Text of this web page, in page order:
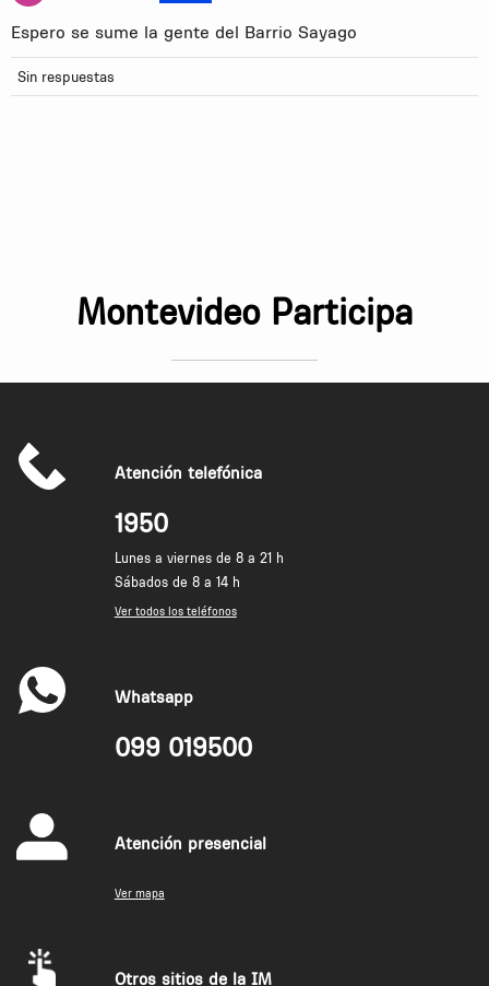
Espero se sume la gente del Barrio Sayago
Sin respuestas
Montevideo Participa
Atención telefónica
1950
Lunes a viernes de 8 a 21 h
Sábados de 8 a 14 h
Ver todos los teléfonos
Whatsapp
099 019500
Atención presencial
Ver mapa
Otros sitios de la IM